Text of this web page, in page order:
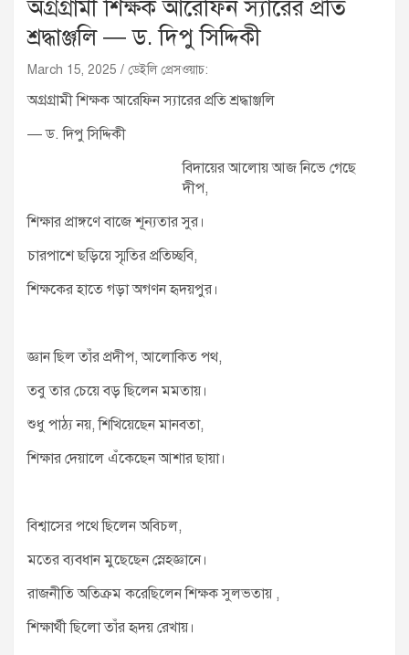
অগ্রগ্রামী শিক্ষক আরেফিন স্যারের প্রতি
শ্রদ্ধাঞ্জলি — ড. দিপু সিদ্দিকী
March 15, 2025 ডেইলি প্রেসওয়াচ:
অগ্রগ্রামী শিক্ষক আরেফিন স্যারের প্রতি শ্রদ্ধাঞ্জলি
— ড. দিপু সিদ্দিকী
বিদায়ের আলোয় আজ নিভে গেছে
দীপ,
শিক্ষার প্রাঙ্গণে বাজে শূন্যতার সুর।
চারপাশে ছড়িয়ে স্মৃতির প্রতিচ্ছবি,
শিক্ষকের হাতে গড়া অগণন হৃদয়পুর।
জ্ঞান ছিল তাঁর প্রদীপ, আলোকিত পথ,
তবু তার চেয়ে বড় ছিলেন মমতায়।
শুধু পাঠ্য নয়, শিখিয়েছেন মানবতা,
শিক্ষার দেয়ালে এঁকেছেন আশার ছায়া।
বিশ্বাসের পথে ছিলেন অবিচল,
মতের ব্যবধান মুছেছেন স্নেহজ্ঞানে।
রাজনীতি অতিক্রম করেছিলেন শিক্ষক সুলভতায় ,
শিক্ষার্থী ছিলো তাঁর হৃদয় রেখায়।